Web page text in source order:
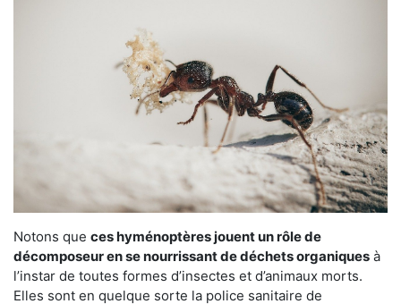
Notons que ces hyménoptères jouent un rôle de
décomposeur en se nourrissant de déchets organiques à
l’instar de toutes formes d’insectes et d’animaux morts.
Elles sont en quelque sorte la police sanitaire de